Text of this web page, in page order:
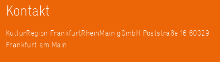
Kontakt
KulturRegion FrankfurtRheinMain gGmbH Poststraße 16 60329
Frankfurt am Main